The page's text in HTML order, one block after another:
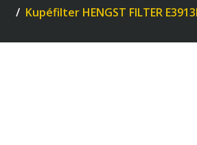
Kupéfilter HENGST FILTER